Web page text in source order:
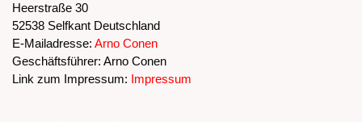
Heerstraße 30
52538 Selfkant Deutschland
E-Mailadresse: Arno Conen
Geschäftsführer: Arno Conen
Link zum Impressum: Impressum